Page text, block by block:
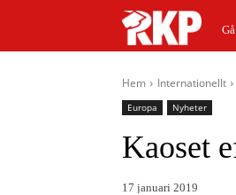
Hem Internationellt
Europa Nyheter
Kaoset
17 januari 2019